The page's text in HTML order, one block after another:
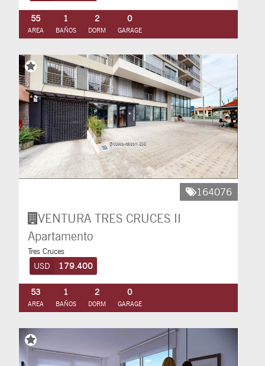
55
AREA
1
BAÑOS
2
DORM
0
GARAGE
164076
VENTURA TRES CRUCES II
Apartamento
Tres Cruces
USD 179.400
53
AREA
1
BAÑOS
2
DORM
0
GARAGE